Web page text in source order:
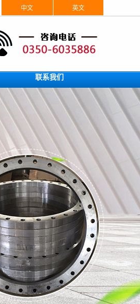
中文 英文
联系我们